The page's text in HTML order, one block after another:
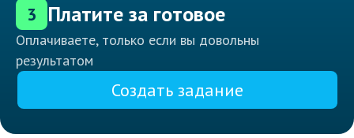
3 Платите за готовое
Оплачиваете, только если вы довольны
результатом
Создать задание